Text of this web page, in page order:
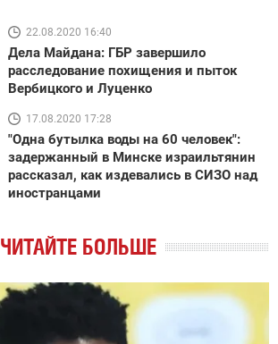
22.08.2020 16:40
Дела Майдана: ГБР завершило
расследование похищения и пыток
Вербицкого и Луценко
17.08.2020 17:28
"Одна бутылка воды на 60 человек":
задержанный в Минске израильтянин
рассказал, как издевались в СИЗО над
иностранцами
ЧИТАЙТЕ БОЛЬШЕ